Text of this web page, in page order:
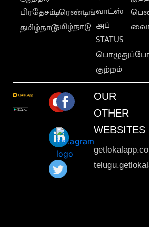
பிரதேசம்
தமிழ்நாடு
டிரெண்டிங்
தமிழ்நாடு
வாட்ஸ்
அப்
STATUS
குற்றம்
OUR
OTHER
WEBSITES